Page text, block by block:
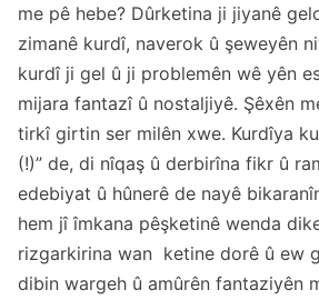
me pê hebe? Dûrketina ji jiyanê
zimanê kurdî, naverok û şeweyên
kurdî ji gel û ji problemên wê yên
mijara fantazî û nostaljiyê. Şêxên
tirkî girtin ser milên xwe. Kurdîya
(!)” de, di nîqaş û derbirîna fikr û
edebiyat û hûnerê de nayê
hem jî îmkana pêşketinê wenda
rizgarkirina wan ketine dorê û ew
dibin wargeh û amûrên fantaziyên